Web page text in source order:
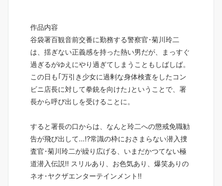
作品内容
谷袋署百観音前交番に勤務する警察官･菊川玲二
は、揺ぎない正義感を持った熱い男だが、まっすぐ
過ぎるがゆえにやり過ぎてしまうこともしばしば。
この日も｢万引き少女に過剰な身体検査をしたコン
ビニ店長に対して拳銃を向けた｣ということで、署
長から呼び出しを受けることに。
すると署長の口からは、なんと玲二への懲戒免職勧
告が飛び出して…!?常識の枠におさまらない潜入捜
査官･菊川玲二が繰り広げる、いまだかつてない極
道潜入伝説!! スリルあり、お色気あり、爆笑ありの
ネオ･ヤクザエンターテインメント!!